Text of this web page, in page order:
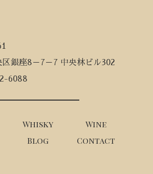
区銀座8－7－7 中央林ビル302
6088
Whisky
Wine
Blog Contact